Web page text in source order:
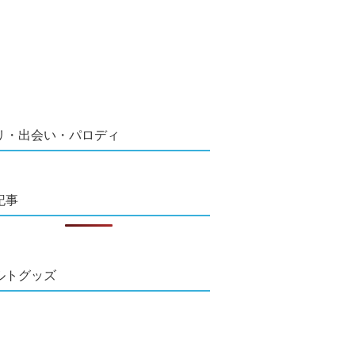
・出会い・パロディ
事
トグッズ